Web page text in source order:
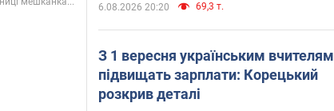
6.08.2026 20:20 69,3 т.
З 1 вересня українським вчителям
підвищать зарплати: Корецький
розкрив деталі